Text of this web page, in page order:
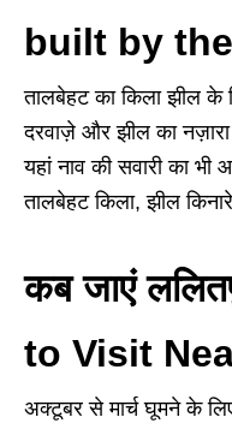
built by
तालबेहट का किला झील के
दरवाज़े और झील का
यहां नाव की सवारी का
तालबेहट किला, झील किनारे
कब जाएं
to Visit
अक्टूबर से मार्च घूमने के